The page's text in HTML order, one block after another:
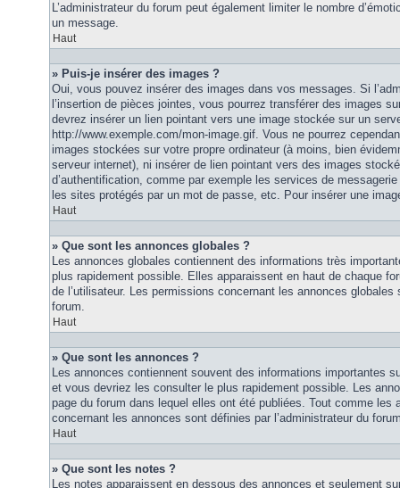
L’administrateur du forum peut également limiter le nombre
un message.
Haut
» Puis-je insérer des images ?
Oui, vous pouvez insérer des images dans vos messages. Si
l’insertion de pièces jointes, vous pourrez transférer des images
devrez insérer un lien pointant vers une image stockée sur un
http://www.exemple.com/mon-image.gif. Vous ne pourrez
images stockées sur votre propre ordinateur (à moins, bien
serveur internet), ni insérer de lien pointant vers des images
d’authentification, comme par exemple les services de
les sites protégés par un mot de passe, etc. Pour insérer une
Haut
» Que sont les annonces globales ?
Les annonces globales contiennent des informations très
plus rapidement possible. Elles apparaissent en haut de chaque
de l’utilisateur. Les permissions concernant les annonces globales
forum.
Haut
» Que sont les annonces ?
Les annonces contiennent souvent des informations importantes
et vous devriez les consulter le plus rapidement possible. Les
page du forum dans lequel elles ont été publiées. Tout comme les
concernant les annonces sont définies par l’administrateur du
Haut
» Que sont les notes ?
Les notes apparaissent en dessous des annonces et seulement